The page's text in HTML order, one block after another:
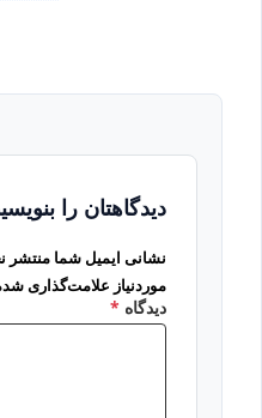
دیدگاهتان را
نشانی ایمیل شما منتشر
موردنیاز علامت‌گذاری
دیدگاه *